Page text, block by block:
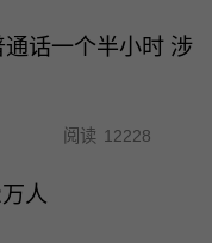
话一个半小时 涉
阅读 12228
人